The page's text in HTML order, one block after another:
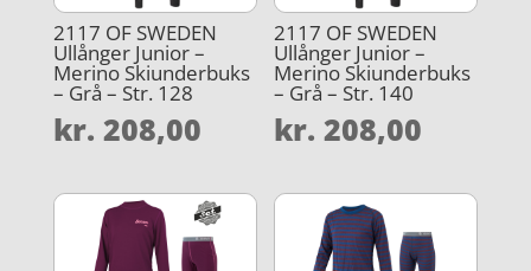
2117 OF SWEDEN
Ullånger Junior –
Merino Skiunderbuks
– Grå – Str. 128
kr. 208,00
2117 OF SWEDEN
Ullånger Junior –
Merino Skiunderbuks
– Grå – Str. 140
kr. 208,00